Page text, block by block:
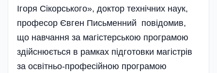
Ігоря Сікорського», доктор технічних наук,
професор Євген Письменний повідомив,
що навчання за магістерською програмою
здійснюється в рамках підготовки магістрів
за освітньо-професійною програмою